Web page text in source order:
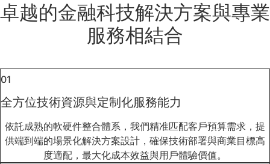
卓越的金融科技解決方案與專業
服務相結合
01
全方位技術資源與定制化服務能力
依託成熟的軟硬件整合體系，我們精准匹配客戶預算需求，提
供端到端的場景化解決方案設計，確保技術部署與商業目標高
度適配，最大化成本效益與用戶體驗價值。